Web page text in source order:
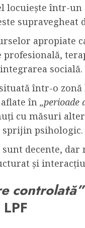
locuiește într-
supravegheat
apropiate
profesională,
socială.
într-o
în „perioade
cu măsuri
sprijin psihologic.
decente, dar
și
controlată”